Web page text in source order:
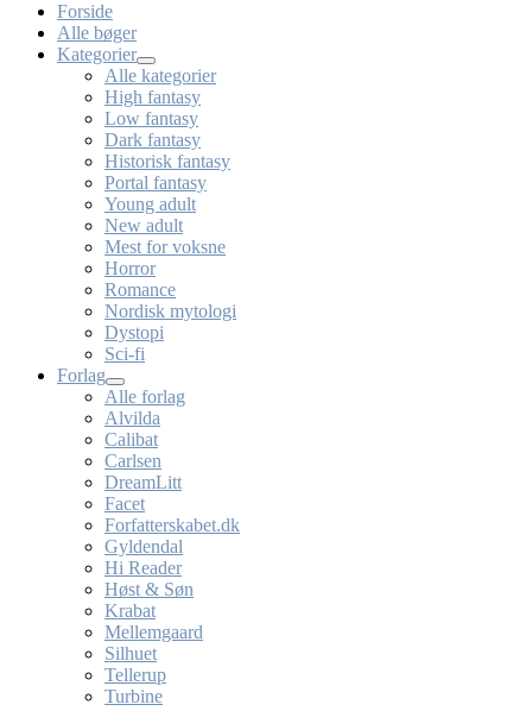
Forside
Alle bøger
Kategorier
Alle kategorier
High fantasy
Low fantasy
Dark fantasy
Historisk fantasy
Portal fantasy
Young adult
New adult
Mest for voksne
Horror
Romance
Nordisk mytologi
Dystopi
Sci-fi
Forlag
Alle forlag
Alvilda
Calibat
Carlsen
DreamLitt
Facet
Forfatterskabet.dk
Gyldendal
Hi Reader
Høst & Søn
Krabat
Mellemgaard
Silhuet
Tellerup
Turbine